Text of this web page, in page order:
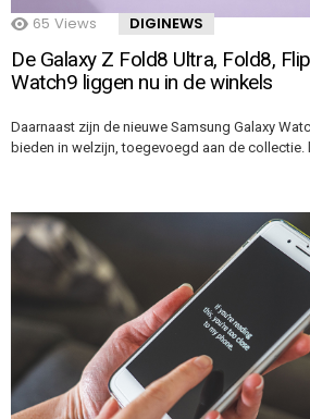
65 Views DIGINEWS
De Galaxy Z Fold8 Ultra, Fold8,
Watch9 liggen nu in de winkels
Daarnaast zijn de nieuwe Samsung Galaxy
bieden in welzijn, toegevoegd aan de collectie.